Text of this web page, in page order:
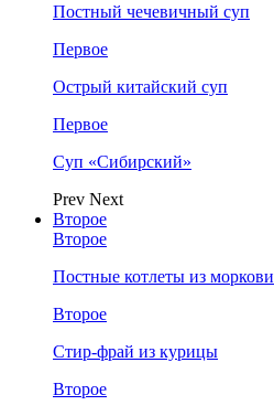
Постный чечевичный суп
Первое
Острый китайский суп
Первое
Суп «Сибирский»
Prev Next
Второе
Второе
Постные котлеты из моркови
Второе
Стир-фрай из курицы
Второе